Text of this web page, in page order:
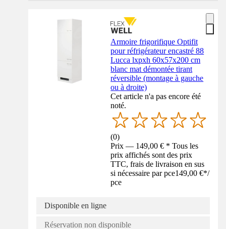
Armoire frigorifique Optifit
pour réfrigérateur encastré 88
Lucca lxpxh 60x57x200 cm
blanc mat démontée tirant
réversible (montage à gauche
ou à droite)
Cet article n'a pas encore été
noté.
(0)
Prix — 149,00 € * Tous les
prix affichés sont des prix
TTC, frais de livraison en sus
si nécessaire par pce149,00 €*/
pce
Disponible en ligne
Réservation non disponible